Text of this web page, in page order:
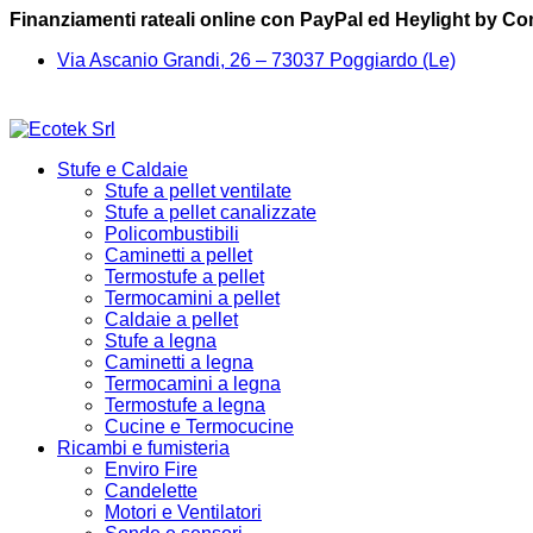
Finanziamenti rateali online con PayPal ed Heylight by
Via Ascanio Grandi, 26 – 73037 Poggiardo (Le)
Stufe e Caldaie
Stufe a pellet ventilate
Stufe a pellet canalizzate
Policombustibili
Caminetti a pellet
Termostufe a pellet
Termocamini a pellet
Caldaie a pellet
Stufe a legna
Caminetti a legna
Termocamini a legna
Termostufe a legna
Cucine e Termocucine
Ricambi e fumisteria
Enviro Fire
Candelette
Motori e Ventilatori